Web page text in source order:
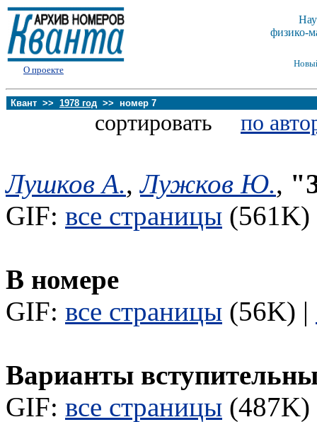
О проекте
физико-
Квант >> 1978 год >> номер 7
сортировать по
Лушков А.,Лужков Ю.,
GIF: все страницы
В номере
GIF: все страницы (56K) |
Варианты
GIF: все страницы